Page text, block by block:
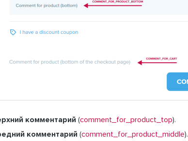
комментарий (comment_for_product_top).
комментарий (comment_for_product_middle).